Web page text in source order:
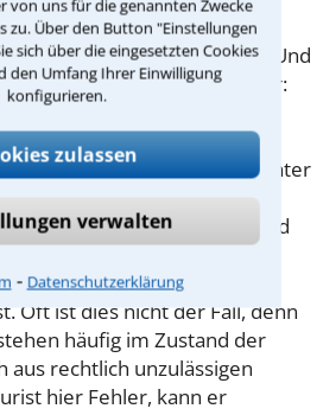
von uns für die genannten Zwecke
zu. Über den Button "Einstellungen
sich über die eingesetzten Cookies
den Umfang Ihrer Einwilligung
konfigurieren.
zulassen
verwalten
⁃ Datenschutzerklärung
im Briefkasten meist ein
er nun seine Wohnung. Und
heute oft nicht einfach. Aber:
auch wirksam. Der
darf nicht einfach nach
beenden. Dies ist nur unter
geregelten Umständen
und gesetzliche Fristen sind
im Mietrecht erfahrener
ob hier alles mit rechten
Oft ist dies nicht der Fall, denn
häufig im Zustand der
aus rechtlich unzulässigen
hier Fehler, kann er